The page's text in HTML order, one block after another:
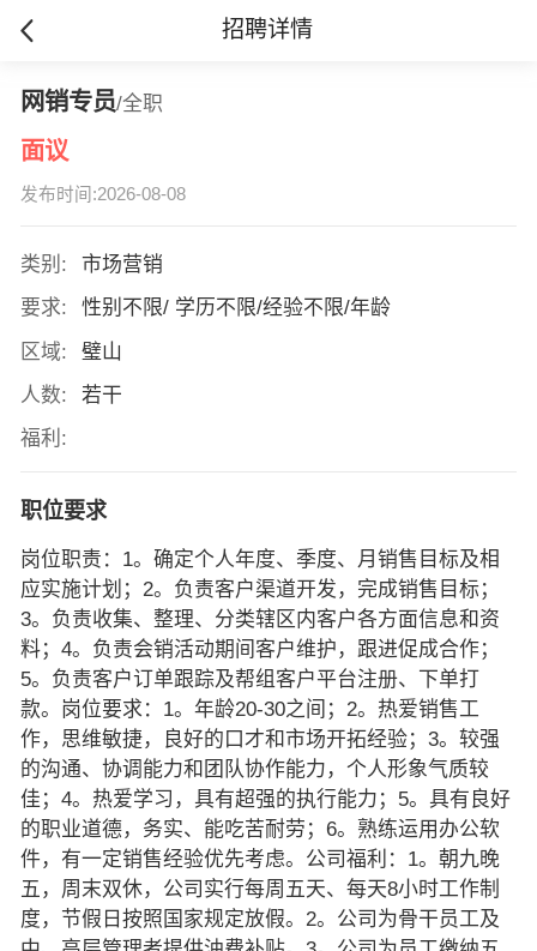
招聘详情
网销专员/全职
面议
发布时间:2026-08-08
类别:
市场营销
要求:
性别不限/ 学历不限/经验不限/年龄
区域:
璧山
人数:
若干
福利:
职位要求
岗位职责：1。确定个人年度、季度、月销售目标及相
应实施计划；2。负责客户渠道开发，完成销售目标；
3。负责收集、整理、分类辖区内客户各方面信息和资
料；4。负责会销活动期间客户维护，跟进促成合作；
5。负责客户订单跟踪及帮组客户平台注册、下单打
款。岗位要求：1。年龄20-30之间；2。热爱销售工
作，思维敏捷，良好的口才和市场开拓经验；3。较强
的沟通、协调能力和团队协作能力，个人形象气质较
佳；4。热爱学习，具有超强的执行能力；5。具有良好
的职业道德，务实、能吃苦耐劳；6。熟练运用办公软
件，有一定销售经验优先考虑。公司福利：1。朝九晚
五，周末双休，公司实行每周五天、每天8小时工作制
度，节假日按照国家规定放假。2。公司为骨干员工及